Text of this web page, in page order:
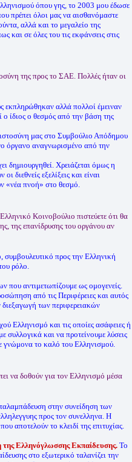
όπου γης, το 2003 μου έδωσε
πρέπει όλοι μας να αισθανόμαστε
αλλά και το μεγαλείο της
και σε όλες του τις εκφάνσεις στις
της προς το ΣΑΕ. Πολλές ήταν οι
εκπληρώθηκαν αλλά πολλοί έμειναν
ίδιος ο θεσμός από την βάση της
μας στο Συμβούλιο Απόδημου
όργανο αναγνωρισμένο από την
δημιουργηθεί. Χρειάζεται όμως η
εξελίξεις και είναι
«νέα πνοή» στο θεσμό.
Κοινοβούλιο πιστεύετε ότι θα
της επανίδρυσης του οργάνου αν
προς την Ελληνική
ρόλο.
που αντιμετωπίζουμε ως ομογενείς.
από τις Περιφέρειες και αυτός
των περιφερειακών
Ελληνισμό και τις οποίες ασάφειες ή
συλλογικά και να προτείνουμε λύσεις
γνώμονα το καλό του Ελληνισμού.
να δοθούν για τον Ελληνισμό μέσα
στην συνείδηση των
προς τον συνελληνα. Η
αποτελούν το κλειδί της επιτυχίας.
της Ελληνόγλωσσης Εκπαίδευσης. Το
στο εξωτερικό ταλανίζει την